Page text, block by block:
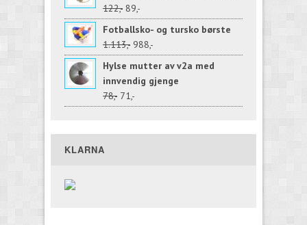
122,- 89,-
Fotballsko- og tursko børste
1.113,- 988,-
Hylse mutter av v2a med
innvendig gjenge
78,- 71,-
KLARNA